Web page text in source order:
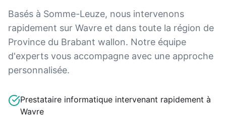
Basés à Somme-Leuze, nous intervenons
rapidement sur Wavre et dans toute la région de
Province du Brabant wallon. Notre équipe
d'experts vous accompagne avec une approche
personnalisée.
Prestataire informatique intervenant rapidement à
Wavre